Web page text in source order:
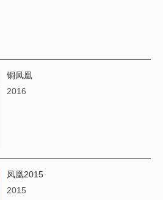
铜凤凰
2016
凤凰2015
2015